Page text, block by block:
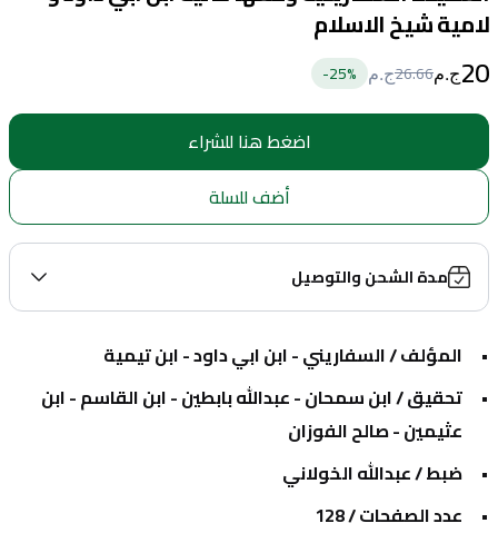
لامية شيخ الاسلام
20ج.م26.66ج.م 25%-
اضغط هنا للشراء
أضف للسلة
مدة الشحن والتوصيل
المؤلف / السفاريني - ابن ابي داود - ابن تيمية
عثيمين - صالح الفوزان
ضبط / عبدالله الخولاني
عدد الصفحات / 128